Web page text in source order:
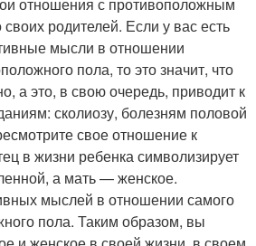
отношения с противоположным
родителей. Если у вас есть
мысли в отношении
пола, то это значит, что
а это, в свою очередь, приводит к
сколиозу, болезням половой
свое отношение к
в жизни ребенка символизирует
а мать — женское.
мыслей в отношении самого
пола. Таким образом, вы